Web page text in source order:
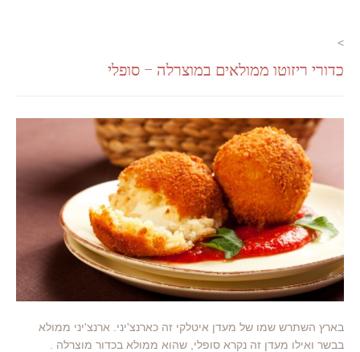
>
כדורי ריזוטו ממולאים במוצרלה – סופלי
בארץ השתרש שמו של מעדן איטלקי זה כארנצ'יני. ארנצ'יני ממולא
בבשר ואילו מעדן זה נקרא סופלי, שהוא ממולא בכדור מוצרלה .